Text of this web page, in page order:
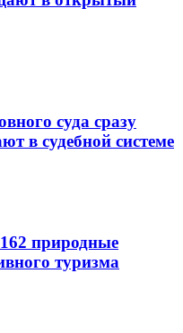
суда сразу
в судебной системе
природные
туризма